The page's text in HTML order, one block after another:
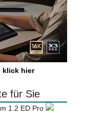
klick hier
für Sie
1.2 ED Pro